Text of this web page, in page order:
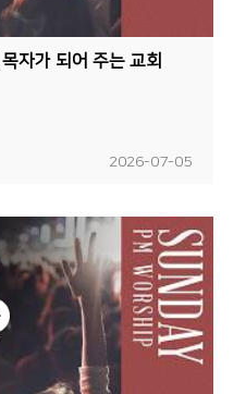
자가 되어 주는 교회
2026-07-05